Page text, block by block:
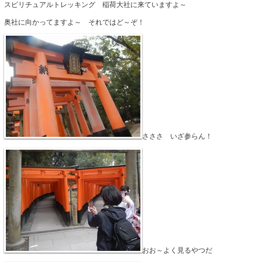
スピリチュアルトレッキング 稲荷大社に来ていますよ～
奥社に向かってますよ～ それではど～ぞ！
さささ いざ参らん！
おお～よく見るやつだ